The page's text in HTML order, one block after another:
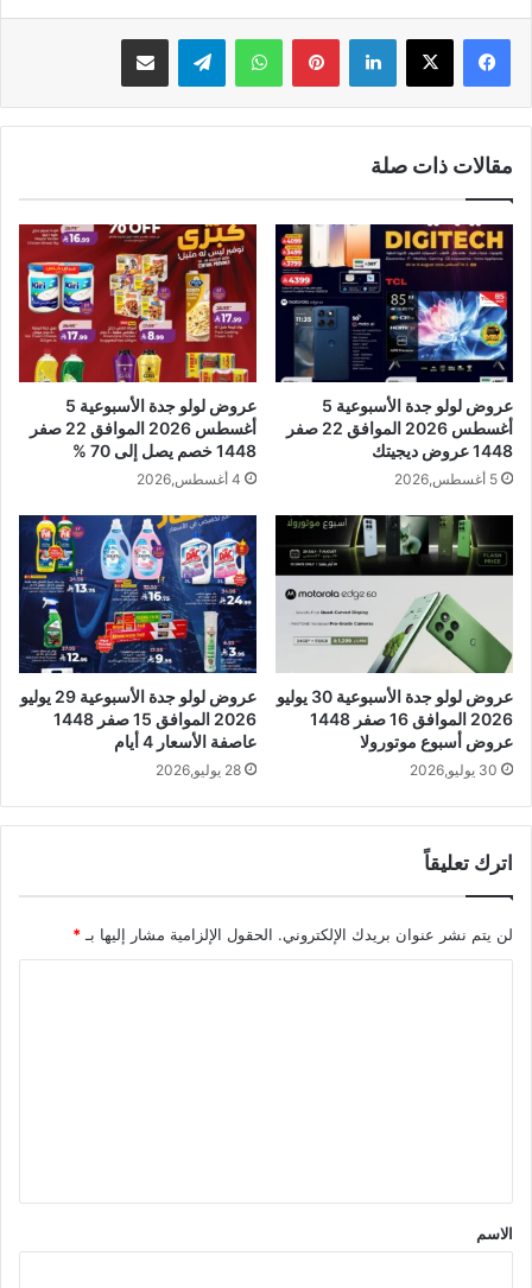
لينكدإن بينتيريستواتساب تيلقرام مشاركة عبر البريد
مقالات ذات صلة
عروض لولو جدة الأسبوعية 5
أغسطس 2026 الموافق 22 صفر
1448 عروض ديجيتك
5 أغسطس,2026
عروض لولو جدة الأسبوعية 5
أغسطس 2026 الموافق 22 صفر
1448 خصم يصل إلى 70 %
4 أغسطس,2026
عروض لولو جدة الأسبوعية 30 يوليو
2026 الموافق 16 صفر 1448
عروض أسبوع موتورولا
30 يوليو,2026
عروض لولو جدة الأسبوعية 29 يوليو
2026 الموافق 15 صفر 1448
عاصفة الأسعار 4 أيام
28 يوليو,2026
اترك تعليقاً
لن يتم نشر عنوان بريدك الإلكتروني. الحقول الإلزامية مشار إليها بـ*
*
الاسم